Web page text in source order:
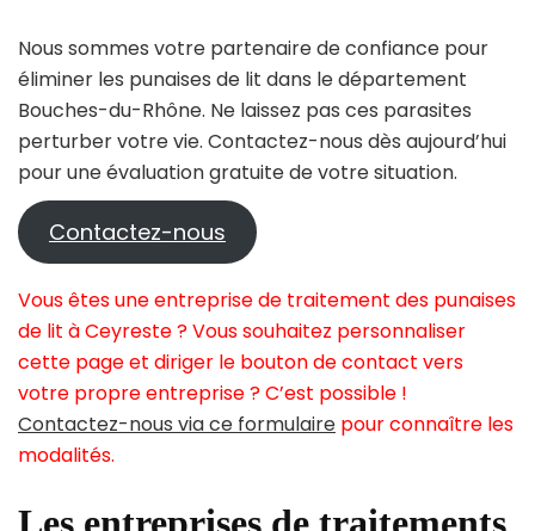
Nous sommes votre partenaire de confiance pour
éliminer les punaises de lit dans le département
Bouches-du-Rhône. Ne laissez pas ces parasites
perturber votre vie. Contactez-nous dès aujourd’hui
pour une évaluation gratuite de votre situation.
Contactez-nous
Vous êtes une entreprise de traitement des punaises
de lit à Ceyreste ? Vous souhaitez personnaliser
cette page et diriger le bouton de contact vers
votre propre entreprise ? C’est possible !
Contactez-nous via ce formulaire pour connaître les
modalités.